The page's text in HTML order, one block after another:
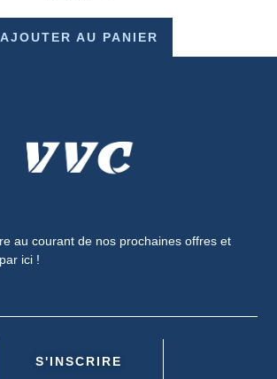
AJOUTER AU PANIER
au courant de nos prochaines offres et
ici !
S'INSCRIRE